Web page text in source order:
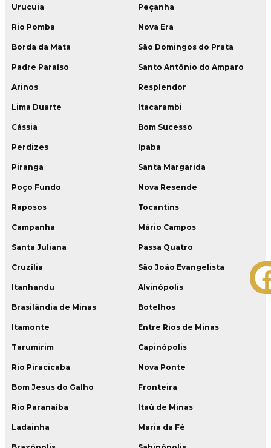
Urucuia Peçanha
Rio Pomba Nova Era
Borda da Mata São Domingos do Prata
Padre Paraíso Santo Antônio do Amparo
Arinos Resplendor
Lima Duarte Itacarambi
Cássia Bom Sucesso
Perdizes Ipaba
Piranga Santa Margarida
Poço Fundo Nova Resende
Raposos Tocantins
Campanha Mário Campos
Santa Juliana Passa Quatro
Cruzília São João Evangelista
Itanhandu Alvinópolis
Brasilândia de Minas Botelhos
Itamonte Entre Rios de Minas
Tarumirim Capinópolis
Rio Piracicaba Nova Ponte
Bom Jesus do Galho Fronteira
Rio Paranaíba Itaú de Minas
Ladainha Maria da Fé